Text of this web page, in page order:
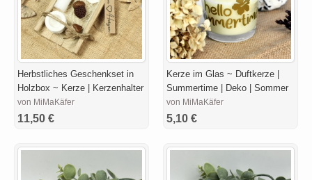
Herbstliches Geschenkset in
Holzbox ~ Kerze | Kerzenhalter
von MiMaKäfer
11,50 €
Kerze im Glas ~ Duftkerze |
Summertime | Deko | Sommer
von MiMaKäfer
5,10 €